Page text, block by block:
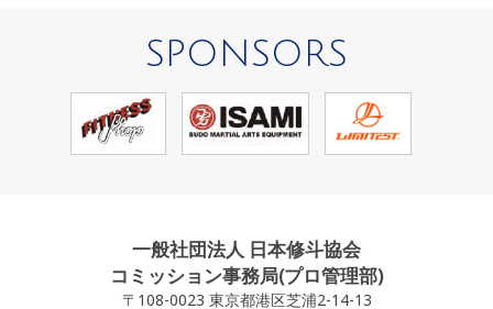
SPONSORS
一般社団法人 日本修斗協会
コミッション事務局(プロ管理部)
〒108-0023 東京都港区芝浦2-14-13